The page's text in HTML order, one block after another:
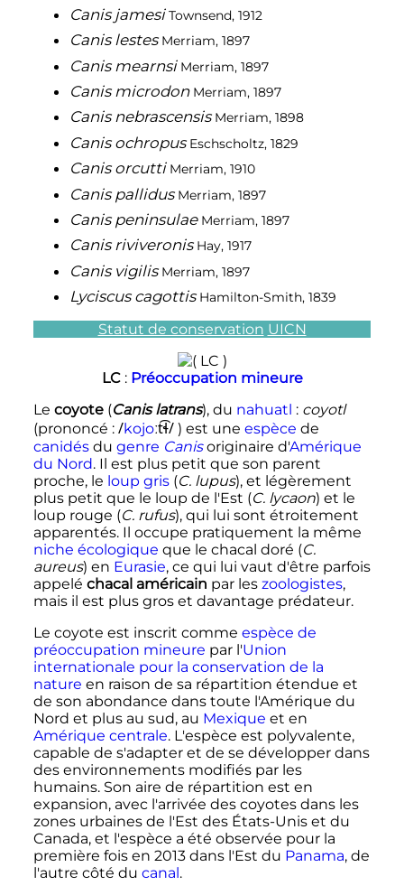
Canis jamesi Townsend, 1912
Canis lestes Merriam, 1897
Canis mearnsi Merriam, 1897
Canis microdon Merriam, 1897
Canis nebrascensis Merriam, 1898
Canis ochropus Eschscholtz, 1829
Canis orcutti Merriam, 1910
Canis pallidus Merriam, 1897
Canis peninsulae Merriam, 1897
Canis riviveronis Hay, 1917
Canis vigilis Merriam, 1897
Lyciscus cagottis Hamilton-Smith, 1839
Statut de conservation UICN
LC : Préoccupation mineure
Le coyote(Canis latrans), du nahuatl : coyotl
(prononcé : /kojoːt͡ɬ/) est une espèce de
canidésdu genre Canisoriginaire d'Amérique
du Nord. Il est plus petit que son parent
proche, le loup gris(C. lupus), et légèrement
plus petit que le loup de l'Est (C. lycaon) et le
loup rouge (C. rufus), qui lui sont étroitement
apparentés. Il occupe pratiquement la même
niche écologique que le chacal doré (C.
aureus) en Eurasie, ce qui lui vaut d'être parfois
appelé chacal américain par les zoologistes,
mais il est plus gros et davantage prédateur.
Le coyote est inscrit comme espèce de
préoccupation mineure par l'Union
internationale pour la conservation de la
nature en raison de sa répartition étendue et
de son abondance dans toute l'Amérique du
Nord et plus au sud, au Mexique et en
Amérique centrale. L'espèce est polyvalente,
capable de s'adapter et de se développer dans
des environnements modifiés par les
humains. Son aire de répartition est en
expansion, avec l'arrivée des coyotes dans les
zones urbaines de l'Est des États-Unis et du
Canada, et l'espèce a été observée pour la
première fois en 2013 dans l'Est du Panama, de
l'autre côté du canal.